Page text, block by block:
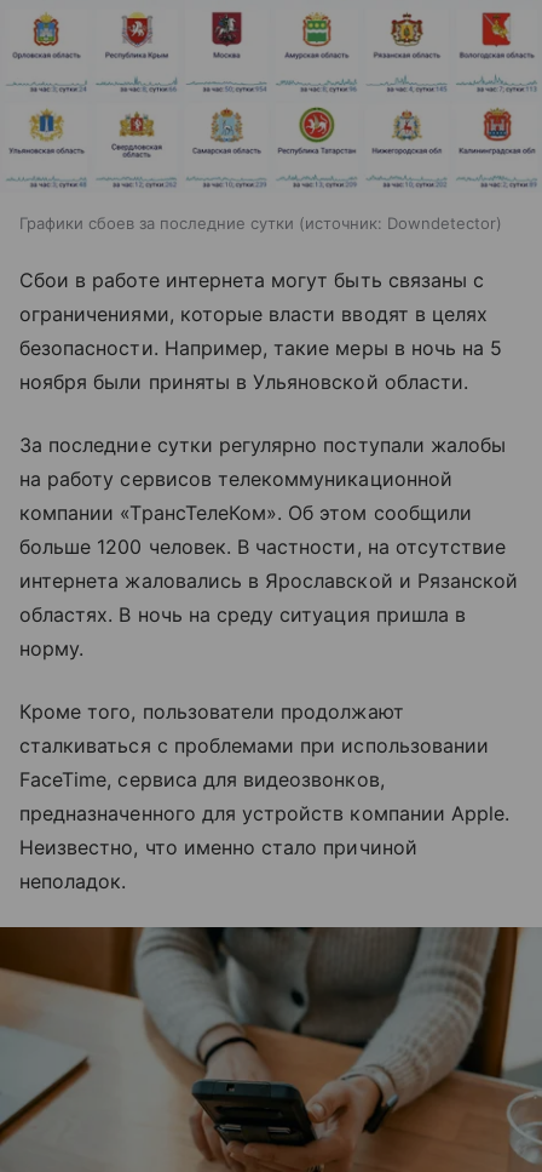
Графики сбоев за последние сутки источник: Downdetector
Сбои в работе интернета могут быть связаны с
ограничениями, которые власти вводят в целях
безопасности. Например, такие меры в ночь на 5
ноября были приняты в Ульяновской области.
За последние сутки регулярно поступали жалобы
на работу сервисов телекоммуникационной
компании «ТрансТелеКом». Об этом сообщили
больше 1200 человек. В частности, на отсутствие
интернета жаловались в Ярославской и Рязанской
областях. В ночь на среду ситуация пришла в
норму.
Кроме того, пользователи продолжают
сталкиваться с проблемами при использовании
FaceTime, сервиса для видеозвонков,
предназначенного для устройств компании Apple.
Неизвестно, что именно стало причиной
неполадок.